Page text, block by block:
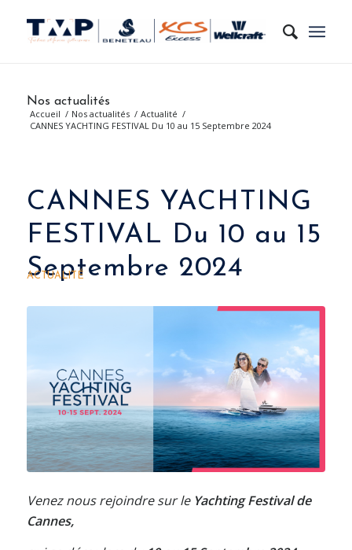
Nos actualités
Accueil / Nos actualités / Actualité /
CANNES YACHTING FESTIVAL Du 10 au 15 Septembre 2024
CANNES YACHTING
FESTIVAL Du 10 au 15
Septembre 2024
ACTUALITÉ
Venez nous rejoindre sur le Yachting Festival de
Cannes,